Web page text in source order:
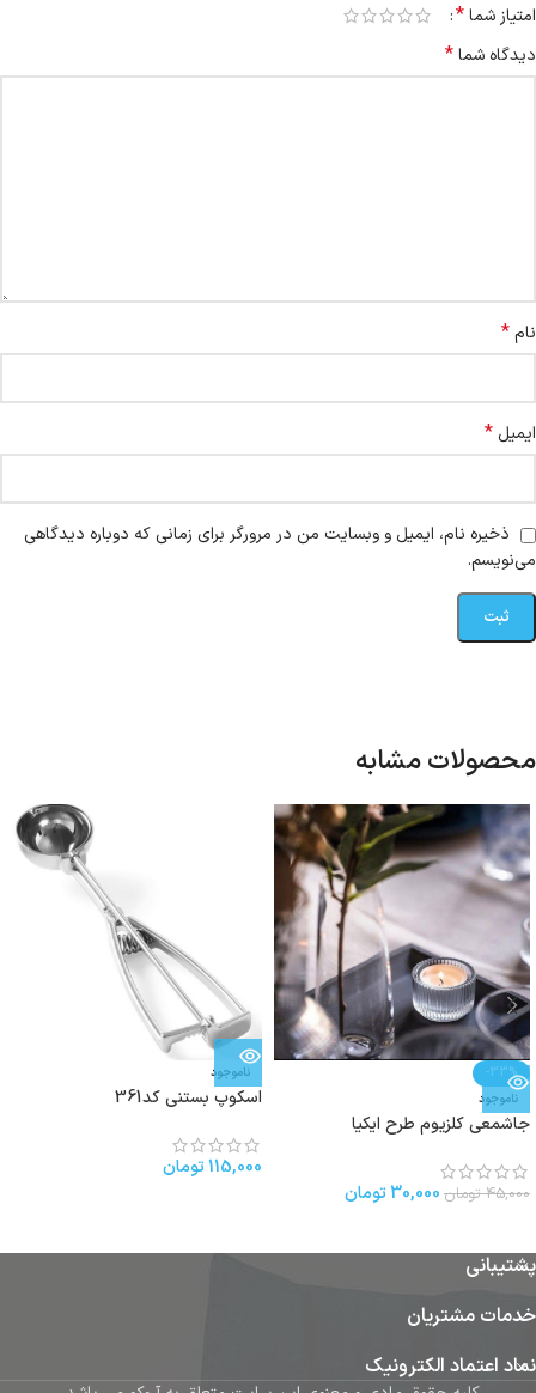
امتیاز شما*
دیدگاه شما*
نام*
ایمیل *
ذخیره نام، ایمیل و وبسایت من در مرورگر برای زمانی که دوباره دیدگاهی
می‌نویسم.
محصولات مشابه
-33%
ناموجود
جاشمعی کلزیوم طرح ایکیا
45,000 تومان 30,000تومان
ناموجود
اسکوپ بستنی کد361
115,000تومان
پشتیبانی
خدمات مشتریان
نماد اعتماد الکترونیک